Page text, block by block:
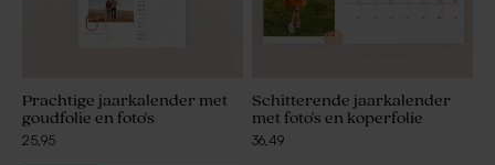
Prachtige jaarkalender met
goudfolie en foto's
25,95
Schitterende jaarkalender
met foto's en koperfolie
36,49